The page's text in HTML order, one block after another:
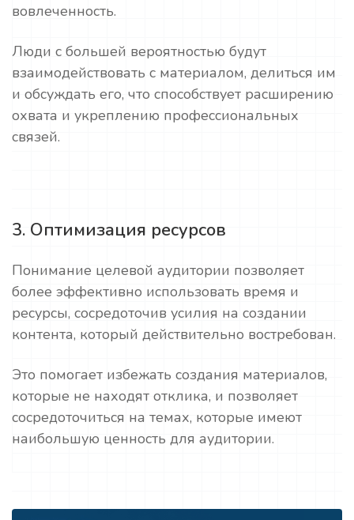
вовлеченность.
Люди с большей вероятностью будут
взаимодействовать с материалом, делиться им
и обсуждать его, что способствует расширению
охвата и укреплению профессиональных
связей.
3. Оптимизация ресурсов
Понимание целевой аудитории позволяет
более эффективно использовать время и
ресурсы, сосредоточив усилия на создании
контента, который действительно востребован.
Это помогает избежать создания материалов,
которые не находят отклика, и позволяет
сосредоточиться на темах, которые имеют
наибольшую ценность для аудитории.